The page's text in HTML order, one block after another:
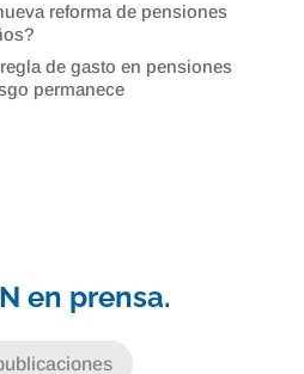
reforma de pensiones
de gasto en pensiones
permanece
en prensa.